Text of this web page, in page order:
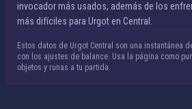
invocador más usados, además de los
más difíciles para Urgot en Central.
Estos datos de Urgot Central son una instantánea
con los ajustes de balance. Usa la página como
objetos y runas a tu partida.